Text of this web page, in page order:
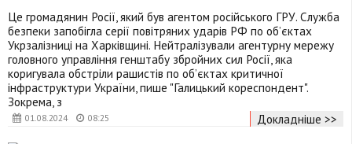
01.08.2024 08:25
Це громадянин Росії, який був агентом російського ГРУ. Служба
безпеки запобігла серії повітряних ударів РФ по об’єктах
Укрзалізниці на Харківщині. Нейтралізували агентурну мережу
головного управління генштабу збройних сил Росії, яка
коригувала обстріли рашистів по об’єктах критичної
інфраструктури України, пише "Галицький кореспондент".
Зокрема, з
Докладніше >>